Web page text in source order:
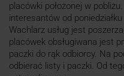
placówki położonej w
interesantów od
Wachlarz usług jest
placówek obsługiwana jest
paczki do rąk odbiorcy. Na
odbierać listy i paczki. Od